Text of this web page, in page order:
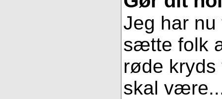
Jeg har
sætte folk
røde
skal